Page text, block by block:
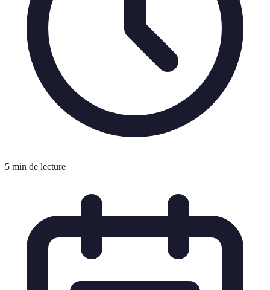
5 min de lecture